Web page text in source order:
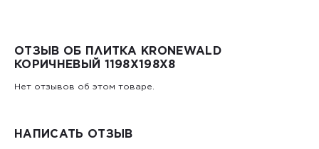
ОТЗЫВ ОБ ПЛИТКА KRONEWALD
КОРИЧНЕВЫЙ 1198Х198X8
Нет отзывов об этом товаре.
НАПИСАТЬ ОТЗЫВ